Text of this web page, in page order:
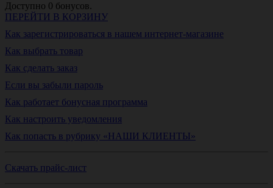
Доступно 0 бонусов.
ПЕРЕЙТИ В КОРЗИНУ
Как зарегистрироваться в нашем интернет-магазине
Как выбрать товар
Как сделать заказ
Если вы забыли пароль
Как работает бонусная программа
Как настроить уведомления
Как попасть в рубрику «НАШИ КЛИЕНТЫ»
Скачать прайс-лист